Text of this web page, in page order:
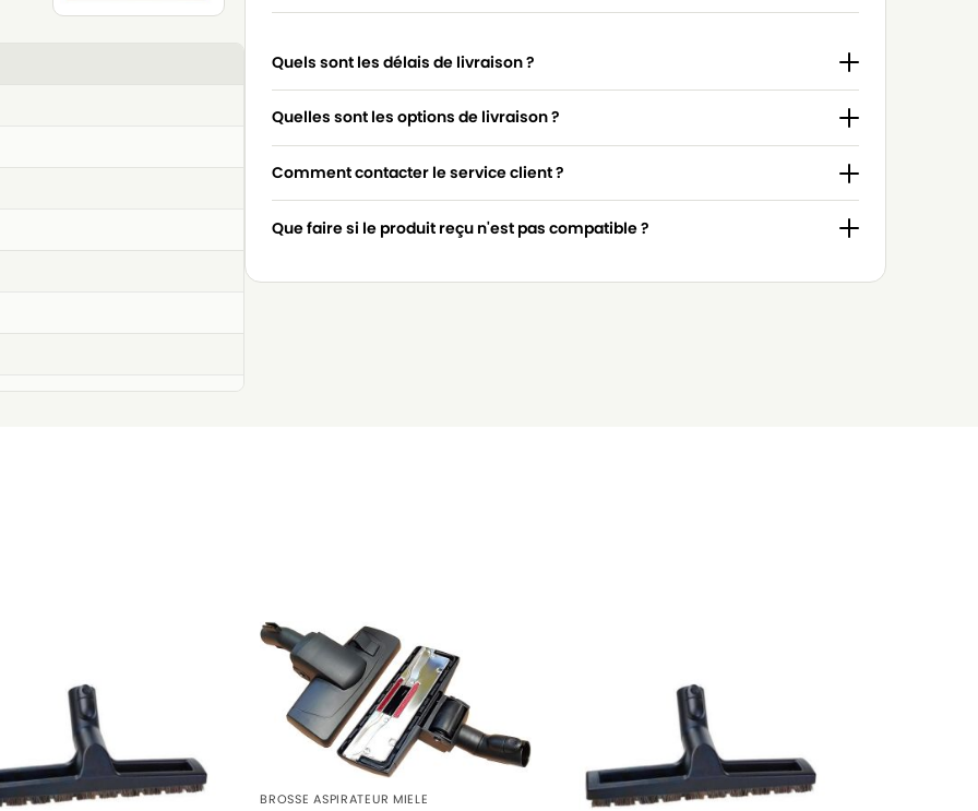
Quels sont les délais de livraison ?
Quelles sont les options de livraison ?
Comment contacter le service client ?
Que faire si le produit reçu n'est pas compatible ?
BROSSE ASPIRATEUR MIELE